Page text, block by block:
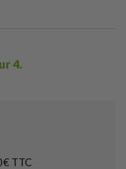
4.
TTC